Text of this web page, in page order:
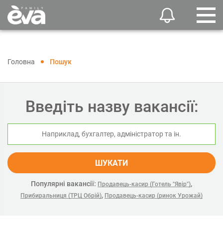
Головна Пошук
Введіть назву вакансії:
ШУКАТИ
Популярні вакансії: Продавець-касир (Готель "Явір"),
Прибиральниця (ТРЦ Обрій), Продавець-касир (ринок Урожай)